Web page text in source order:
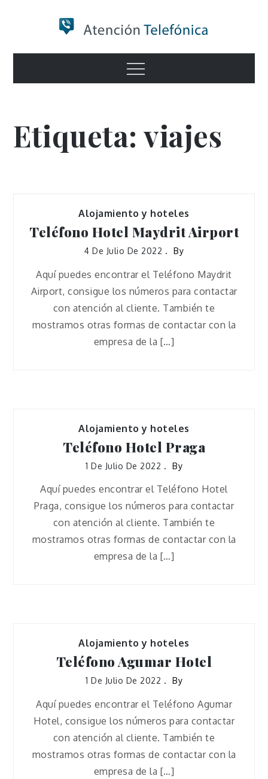
Numero de
Información
Menu
Etiqueta:viajes
Alojamiento y hoteles
Teléfono Hotel Maydrit Airport
4 De Julio De 2022 By
Aquí puedes encontrar el Teléfono Maydrit
Airport, consigue los números para contactar
con atención al cliente. También te
mostramos otras formas de contactar con la
empresa de la […]
Alojamiento y hoteles
Teléfono Hotel Praga
1 De Julio De 2022 By
Aquí puedes encontrar el Teléfono Hotel
Praga, consigue los números para contactar
con atención al cliente. También te
mostramos otras formas de contactar con la
empresa de la […]
Alojamiento y hoteles
Teléfono Agumar Hotel
1 De Julio De 2022 By
Aquí puedes encontrar el Teléfono Agumar
Hotel, consigue los números para contactar
con atención al cliente. También te
mostramos otras formas de contactar con la
empresa de la […]